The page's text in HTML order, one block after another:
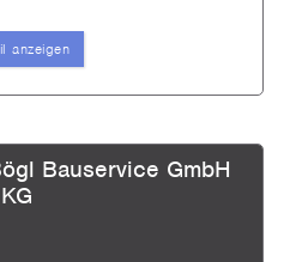
anzeigen
Bauservice GmbH